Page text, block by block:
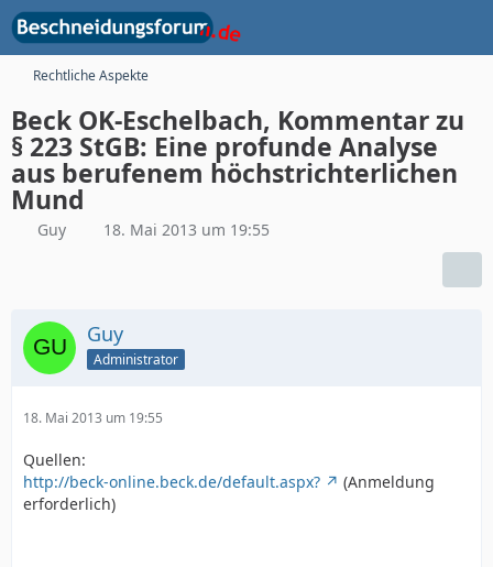
Rechtliche Aspekte
Beck OK-Eschelbach, Kommentar zu
§ 223 StGB: Eine profunde Analyse
aus berufenem höchstrichterlichen
Mund
Guy 18. Mai 2013 um 19:55
Guy
Administrator
18. Mai 2013 um 19:55
Quellen:
http://beck-online.beck.de/default.aspx?
(Anmeldung
erforderlich)